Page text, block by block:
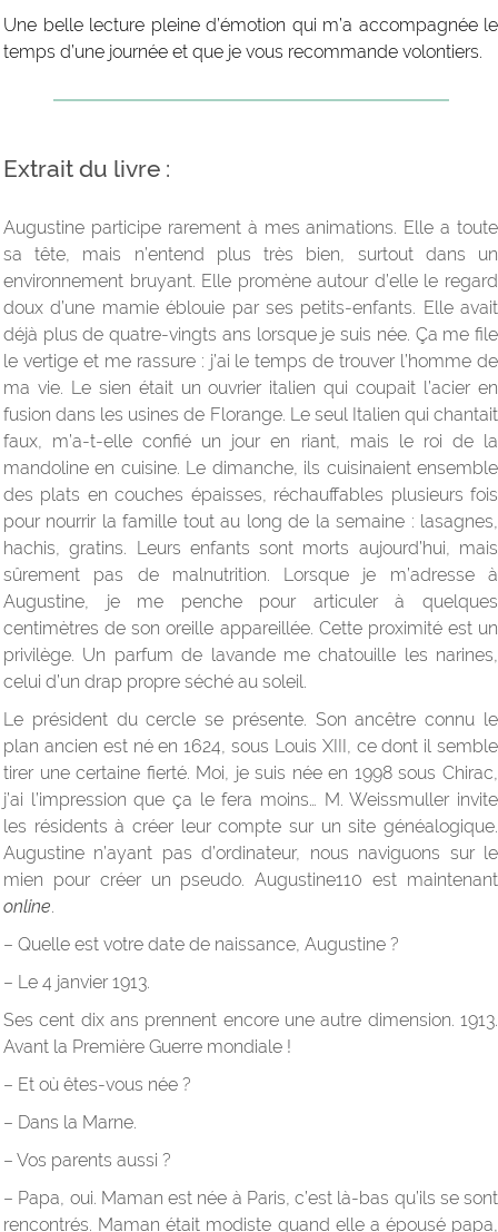
Une belle lecture pleine d’émotion qui m’a accompagnée le
temps d’une journée et que je vous recommande volontiers.
Extrait du livre :
Augustine participe rarement à mes animations. Elle a toute
sa tête, mais n’entend plus très bien, surtout dans un
environnement bruyant. Elle promène autour d’elle le regard
doux d’une mamie éblouie par ses petits-enfants. Elle avait
déjà plus de quatre-vingts ans lorsque je suis née. Ça me file
le vertige et me rassure : j’ai le temps de trouver l’homme de
ma vie. Le sien était un ouvrier italien qui coupait l’acier en
fusion dans les usines de Florange. Le seul Italien qui chantait
faux, m’a-t-elle confié un jour en riant, mais le roi de la
mandoline en cuisine. Le dimanche, ils cuisinaient ensemble
des plats en couches épaisses, réchauffables plusieurs fois
pour nourrir la famille tout au long de la semaine : lasagnes,
hachis, gratins. Leurs enfants sont morts aujourd’hui, mais
sûrement pas de malnutrition. Lorsque je m’adresse à
Augustine, je me penche pour articuler à quelques
centimètres de son oreille appareillée. Cette proximité est un
privilège. Un parfum de lavande me chatouille les narines,
celui d’un drap propre séché au soleil.
Le président du cercle se présente. Son ancêtre connu le
plan ancien est né en 1624, sous Louis XIII, ce dont il semble
tirer une certaine fierté. Moi, je suis née en 1998 sous Chirac,
j’ai l’impression que ça le fera moins… M. Weissmuller invite
les résidents à créer leur compte sur un site généalogique.
Augustine n’ayant pas d’ordinateur, nous naviguons sur le
mien pour créer un pseudo. Augustine110 est maintenant
online.
– Quelle est votre date de naissance, Augustine ?
– Le 4 janvier 1913.
Ses cent dix ans prennent encore une autre dimension. 1913.
Avant la Première Guerre mondiale !
– Et où êtes-vous née ?
– Dans la Marne.
– Vos parents aussi ?
– Papa, oui. Maman est née à Paris, c’est là-bas qu’ils se sont
rencontrés. Maman était modiste quand elle a épousé papa,